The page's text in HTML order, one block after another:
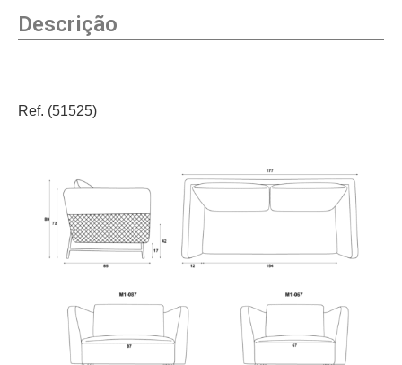
Descrição
Ref. (51525)